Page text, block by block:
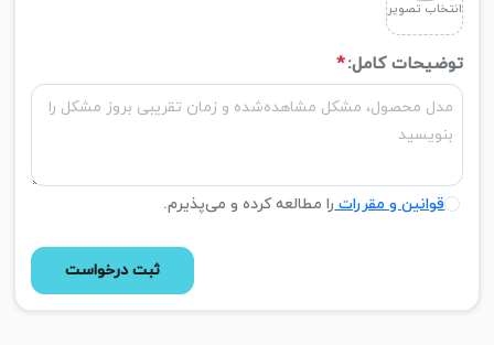
انتخاب تصویر
توضیحات کامل:*
قوانین و مقرراترا مطالعه کرده و می‌پذیرم.
ثبت درخواست